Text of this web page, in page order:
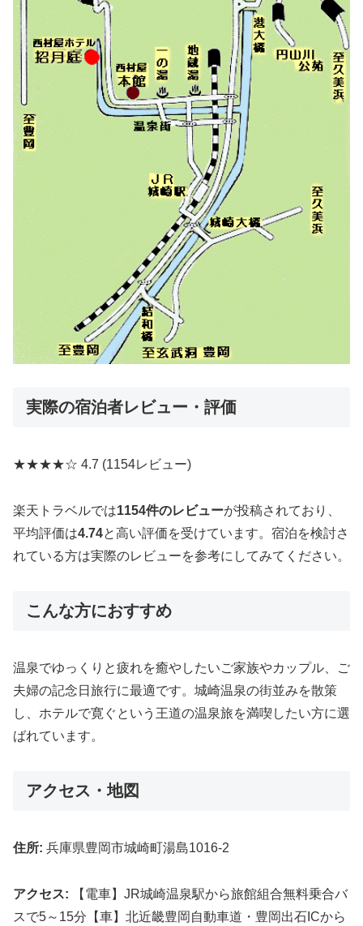
実際の宿泊者レビュー・評価
★★★★☆ 4.7 (1154レビュー)
楽天トラベルでは1154件のレビューが投稿されており、
平均評価は4.74と高い評価を受けています。宿泊を検討さ
れている方は実際のレビューを参考にしてみてください。
こんな方におすすめ
温泉でゆっくりと疲れを癒やしたいご家族やカップル、ご
夫婦の記念日旅行に最適です。城崎温泉の街並みを散策
し、ホテルで寛ぐという王道の温泉旅を満喫したい方に選
ばれています。
アクセス・地図
住所: 兵庫県豊岡市城崎町湯島1016-2
アクセス: 【電車】JR城崎温泉駅から旅館組合無料乗合バ
スで5～15分【車】北近畿豊岡自動車道・豊岡出石ICから